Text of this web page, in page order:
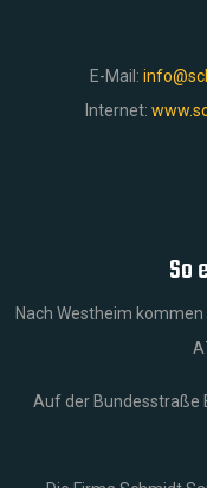
E-Mail:
Internet:
So
Nach Westheim
Auf der Bundesstraße